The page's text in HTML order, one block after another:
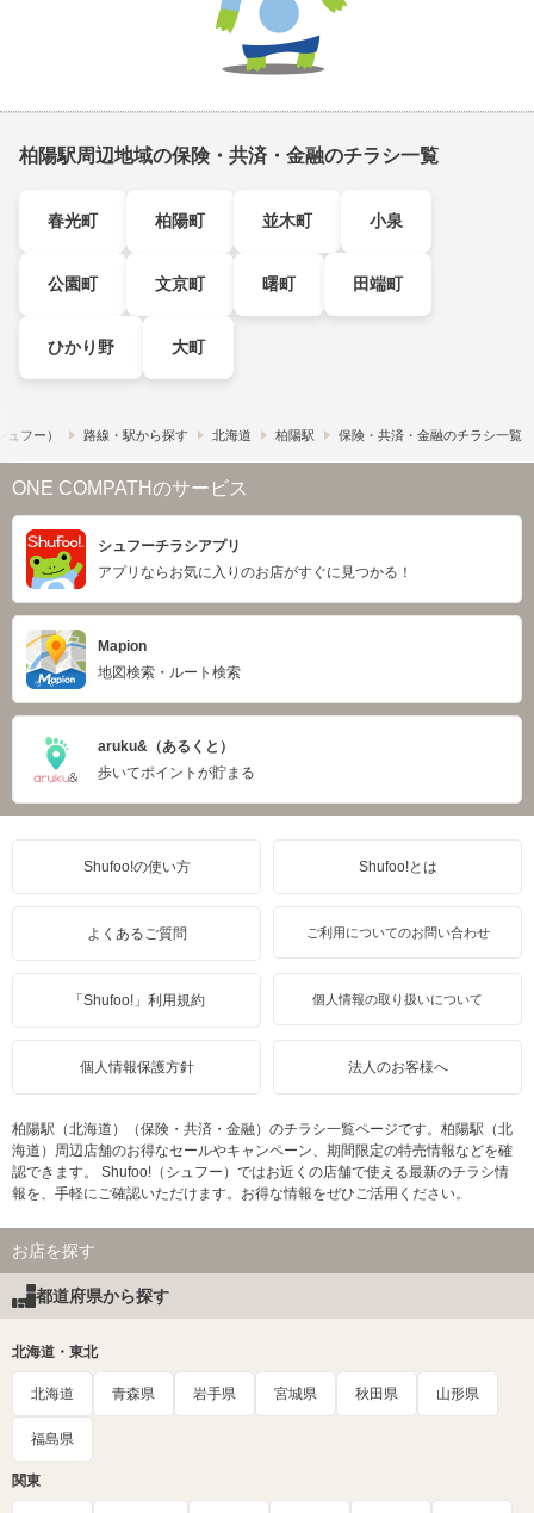
柏陽駅周辺地域の保険・共済・金融のチラシ一覧
春光町 柏陽町 並木町 小泉
公園町 文京町 曙町 田端町
ひかり野 大町
フー） 路線・駅から探す 北海道 柏陽駅 保険・共済・金融のチラシ一覧
ONE COMPATHのサービス
シュフーチラシアプリ
アプリならお気に入りのお店がすぐに見つかる！
Mapion
地図検索・ルート検索
aruku&（あるくと）
歩いてポイントが貯まる
Shufoo!の使い方 Shufoo!とは
よくあるご質問 ご利用についてのお問い合わせ
「Shufoo!」利用規約 個人情報の取り扱いについて
個人情報保護方針 法人のお客様へ
柏陽駅（北海道）（保険・共済・金融）のチラシ一覧ページです。柏陽駅（北
海道）周辺店舗のお得なセールやキャンペーン、期間限定の特売情報などを確
認できます。 Shufoo!（シュフー）ではお近くの店舗で使える最新のチラシ情
報を、手軽にご確認いただけます。お得な情報をぜひご活用ください。
お店を探す
都道府県から探す
北海道・東北
北海道 青森県 岩手県 宮城県 秋田県 山形県
福島県
関東